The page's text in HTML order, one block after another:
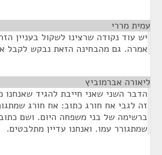
עמית מררי
יש עוד נקודה שרצינו לשקול בעניין
אמרה. גם מהבחינה הזאת נבקש לקבל
ליאורה אברמוביץ
הדבר השני שאני חייבת להגיד שאנחנו
זה לגבי אח חורג כתוב: אח חורג
ברשימה של בני משפחה היום. ושם
שמתגורר עמו. ואנחנו עדיין מתלבטים.